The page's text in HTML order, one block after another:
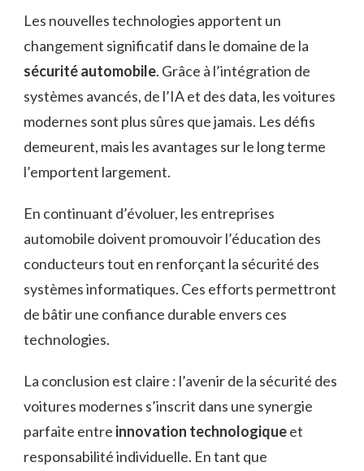
Les nouvelles technologies apportent un
changement significatif dans le domaine de la
sécurité automobile. Grâce à l’intégration de
systèmes avancés, de l’IA et des data, les voitures
modernes sont plus sûres que jamais. Les défis
demeurent, mais les avantages sur le long terme
l’emportent largement.
En continuant d’évoluer, les entreprises
automobile doivent promouvoir l’éducation des
conducteurs tout en renforçant la sécurité des
systèmes informatiques. Ces efforts permettront
de bâtir une confiance durable envers ces
technologies.
La conclusion est claire : l’avenir de la sécurité des
voitures modernes s’inscrit dans une synergie
parfaite entre innovation technologiqueet
responsabilité individuelle. En tant que